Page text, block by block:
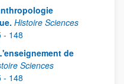
Histoire Sciences
- 148
de
Sciences
- 148